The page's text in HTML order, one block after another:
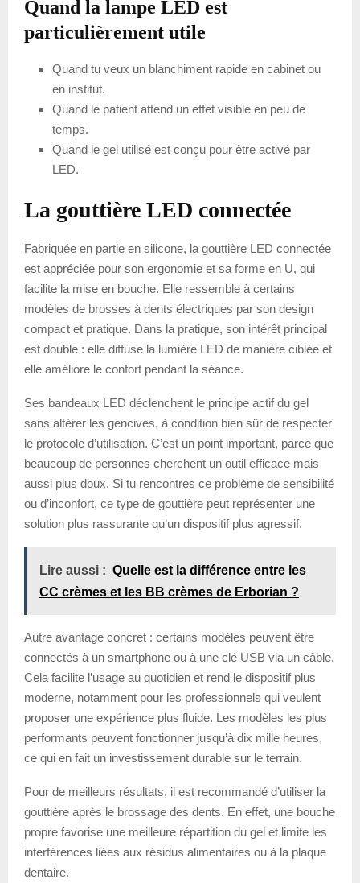
Quand la lampe LED est
particulièrement utile
Quand tu veux un blanchiment rapide en cabinet ou
en institut.
Quand le patient attend un effet visible en peu de
temps.
Quand le gel utilisé est conçu pour être activé par
LED.
La gouttière LED connectée
Fabriquée en partie en silicone, la gouttière LED connectée
est appréciée pour son ergonomie et sa forme en U, qui
facilite la mise en bouche. Elle ressemble à certains
modèles de brosses à dents électriques par son design
compact et pratique. Dans la pratique, son intérêt principal
est double : elle diffuse la lumière LED de manière ciblée et
elle améliore le confort pendant la séance.
Ses bandeaux LED déclenchent le principe actif du gel
sans altérer les gencives, à condition bien sûr de respecter
le protocole d’utilisation. C’est un point important, parce que
beaucoup de personnes cherchent un outil efficace mais
aussi plus doux. Si tu rencontres ce problème de sensibilité
ou d’inconfort, ce type de gouttière peut représenter une
solution plus rassurante qu’un dispositif plus agressif.
Lire aussi : Quelle est la différence entre les
CC crèmes et les BB crèmes de Erborian ?
Autre avantage concret : certains modèles peuvent être
connectés à un smartphone ou à une clé USB via un câble.
Cela facilite l’usage au quotidien et rend le dispositif plus
moderne, notamment pour les professionnels qui veulent
proposer une expérience plus fluide. Les modèles les plus
performants peuvent fonctionner jusqu’à dix mille heures,
ce qui en fait un investissement durable sur le terrain.
Pour de meilleurs résultats, il est recommandé d’utiliser la
gouttière après le brossage des dents. En effet, une bouche
propre favorise une meilleure répartition du gel et limite les
interférences liées aux résidus alimentaires ou à la plaque
dentaire.